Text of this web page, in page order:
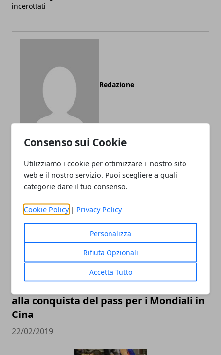
Consenso sui Cookie
Utilizziamo i cookie per ottimizzare il nostro sito
web e il nostro servizio. Puoi scegliere a quali
categorie dare il tuo consenso.
Cookie Policy | Privacy Policy
Personalizza
Rifiuta Opzionali
Accetta Tutto
incerottati
Redazione
ARTICOLI CORRELATI
L’Italbasket contro Ungheria e Lituania
alla conquista del pass per i Mondiali in
Cina
22/02/2019